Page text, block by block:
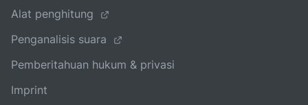
Alat penghitung
Penganalisis suara
Pemberitahuan hukum & privasi
Imprint